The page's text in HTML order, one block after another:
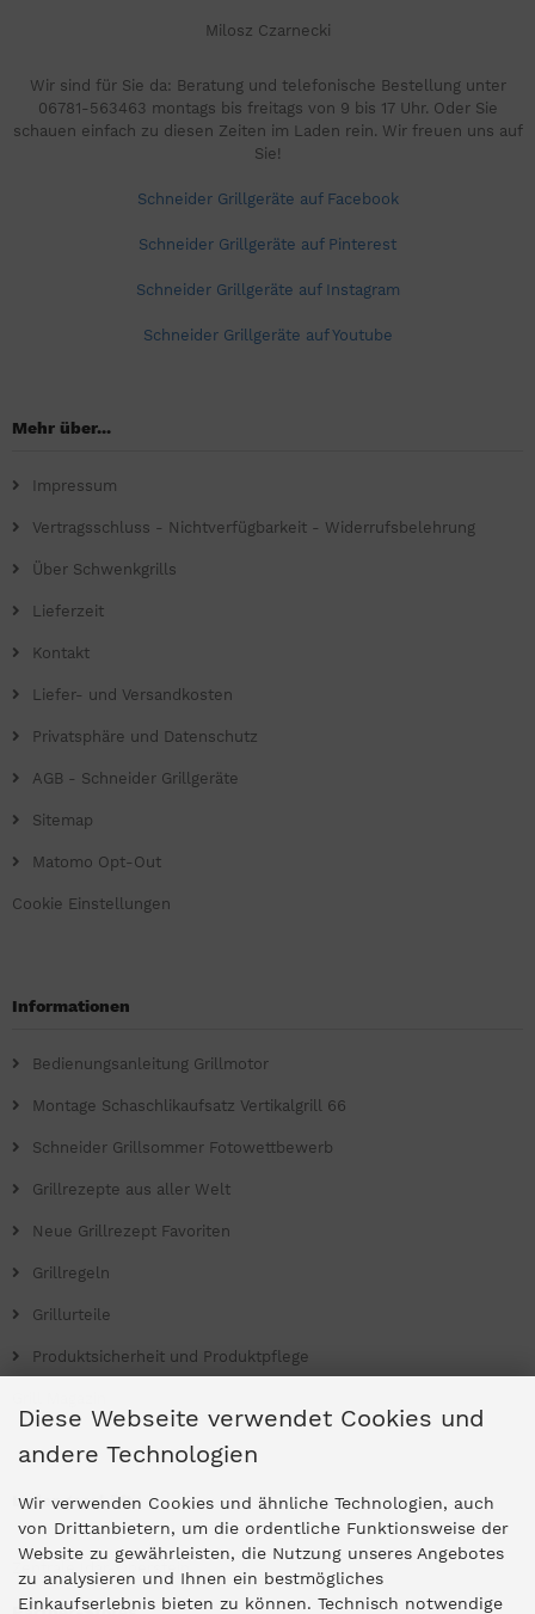
Milosz Czarnecki
Wir sind für Sie da: Beratung und telefonische Bestellung unter
06781-563463 montags bis freitags von 9 bis 17 Uhr. Oder Sie
schauen einfach zu diesen Zeiten im Laden rein. Wir freuen uns auf
Sie!
Schneider Grillgeräte auf Facebook
Schneider Grillgeräte auf Pinterest
Schneider Grillgeräte auf Instagram
Schneider Grillgeräte auf Youtube
Mehr über...
Impressum
Vertragsschluss - Nichtverfügbarkeit - Widerrufsbelehrung
Über Schwenkgrills
Lieferzeit
Kontakt
Liefer- und Versandkosten
Privatsphäre und Datenschutz
AGB - Schneider Grillgeräte
Sitemap
Matomo Opt-Out
Cookie Einstellungen
Informationen
Bedienungsanleitung Grillmotor
Montage Schaschlikaufsatz Vertikalgrill 66
Schneider Grillsommer Fotowettbewerb
Grillrezepte aus aller Welt
Neue Grillrezept Favoriten
Grillregeln
Grillurteile
Produktsicherheit und Produktpflege
Ladengeschäfte
Zentrale Idar-Oberstein
Diese Webseite verwendet Cookies und
andere Technologien
Wir verwenden Cookies und ähnliche Technologien, auch
von Drittanbietern, um die ordentliche Funktionsweise der
Website zu gewährleisten, die Nutzung unseres Angebotes
zu analysieren und Ihnen ein bestmögliches
Einkaufserlebnis bieten zu können. Technisch notwendige